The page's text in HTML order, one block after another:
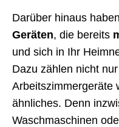
Darüber hinaus
Geräten, die bereits
und sich in Ihr
Dazu zählen nicht
Arbeitszimmergeräte
ähnliches. Denn
Waschmaschinen